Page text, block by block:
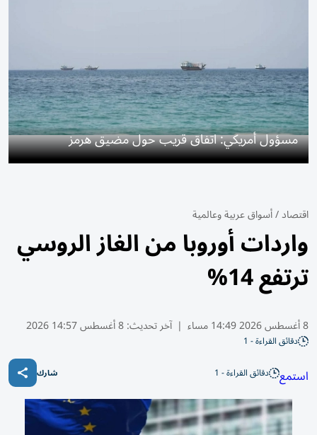
مسؤول أمريكي: اتفاق قريب حول مضيق هرمز
اقتصاد/أسواق عربية وعالمية
واردات أوروبا من الغاز الروسي
ترتفع 14%
8 أغسطس 2026 14:49 مساء | آخر تحديث:8 أغسطس 14:57 2026
دقائق القراءة - 1
استمع دقائق القراءة - 1 شارك